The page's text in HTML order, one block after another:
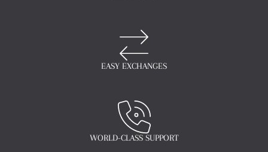
EASY EXCHANGES
WORLD-CLASS SUPPORT